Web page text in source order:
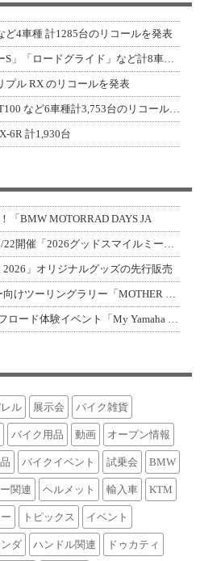
ど4車種 計1285台のリコールを発表
【ハーレー】「スポーツスターS」「ロードグライド」など計8車種のリコールを発表
プル RX のリコールを発表
【トライアンフ】ボンネビル T100 など6車種計3,753台のリコールを発表
6R 計1,930台
「BMW MOTORRAD DAYS JA
CB750F 展示や大抽選会も！ 8/22開催「2026グッドスマイルミーティン
2026」オリジナルグッズの先行販売
10/23・24開催！ 女性ライダー向けツーリングラリー「MOTHER LAKE
【ヤマハ】初心者が主役！ オフロード体験イベント「My Yamaha off-r
ル 展示会 バイク雑貨
バイク用品 動画 オープン情報
バイクイベント 試乗会 BMW
関連 ヘルメット 輸入車 KTM
トピックス イベント
ダ ハンドル関連 ドゥカティ